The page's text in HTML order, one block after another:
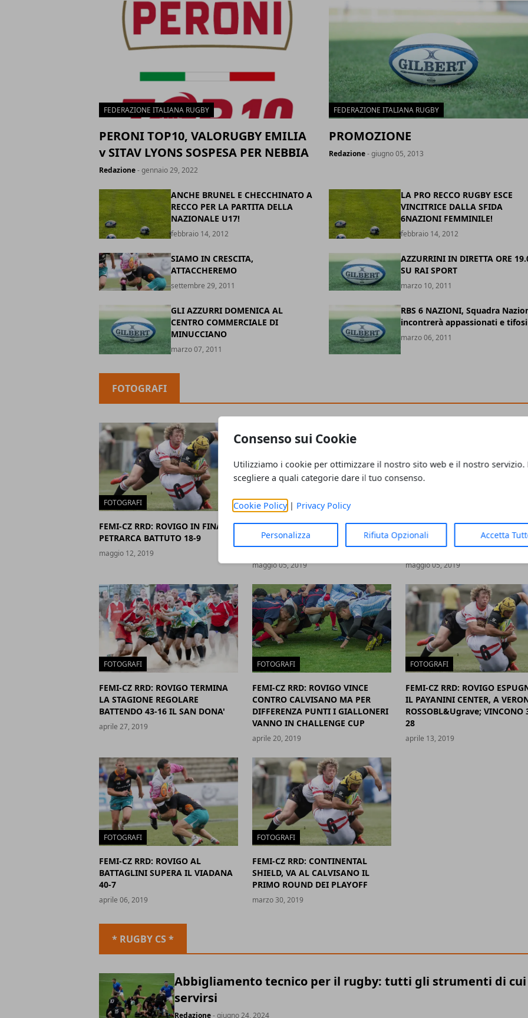
Consenso sui Cookie
Utilizziamo i cookie per ottimizzare il nostro sito web e il nostro servizio.
scegliere a quali categorie dare il tuo consenso.
Cookie Policy| Privacy Policy
Personalizza Rifiuta Opzionali Accetta
FEDERAZIONE ITALIANA RUGBY
PERONI TOP10, VALORUGBY EMILIA
v SITAV LYONS SOSPESA PER NEBBIA
Redazione- gennaio 29, 2022
FEDERAZIONE ITALIANA RUGBY
PROMOZIONE
Redazione- giugno 05, 2013
ANCHE BRUNEL E CHECCHINATO A
RECCO PER LA PARTITA DELLA
NAZIONALE U17!
febbraio 14, 2012
LA PRO RECCO RUGBY ESCE
VINCITRICE DALLA SFIDA
6NAZIONI FEMMINILE!
febbraio 14, 2012
SIAMO IN CRESCITA,
ATTACCHEREMO
settembre 29, 2011
AZZURRINI IN DIRETTA ORE
SU RAI SPORT
marzo 10, 2011
GLI AZZURRI DOMENICA AL
CENTRO COMMERCIALE DI
MINUCCIANO
marzo 07, 2011
RBS 6 NAZIONI, Squadra
incontrerà appassionati e tifosi
marzo 06, 2011
FOTOGRAFI
FOTOGRAFI
FEMI-CZ RRD: ROVIGO IN FINALE,
PETRARCA BATTUTO 18-9
maggio 12, 2019
FOTOGRAFI
FEMI-CZ RRD: AL PLEBISCITO IL
DERBY DI SEMIFINALE ANDATA
TERMINA IN PARITA 10-10
maggio 05, 2019
FEMI-CZ RRD: AL PLEBISCITO
DERBY DI SEMIFINALE
TERMINA IN PARITA 10-10
maggio 05, 2019
FOTOGRAFI
FEMI-CZ RRD: ROVIGO TERMINA
LA STAGIONE REGOLARE
BATTENDO 43-16 IL SAN DONA'
aprile 27, 2019
FOTOGRAFI
FEMI-CZ RRD: ROVIGO VINCE
CONTRO CALVISANO MA PER
DIFFERENZA PUNTI I GIALLONERI
VANNO IN CHALLENGE CUP
aprile 20, 2019
FOTOGRAFI
FEMI-CZ RRD: ROVIGO
IL PAYANINI CENTER, A
ROSSOBL&Ugrave; VINCONO
28
aprile 13, 2019
FOTOGRAFI
FEMI-CZ RRD: ROVIGO AL
BATTAGLINI SUPERA IL VIADANA
40-7
aprile 06, 2019
FOTOGRAFI
FEMI-CZ RRD: CONTINENTAL
SHIELD, VA AL CALVISANO IL
PRIMO ROUND DEI PLAYOFF
marzo 30, 2019
* RUGBY CS *
Abbigliamento tecnico per il rugby: tutti gli strumenti di cui
servirsi
Redazione- giugno 24, 2024